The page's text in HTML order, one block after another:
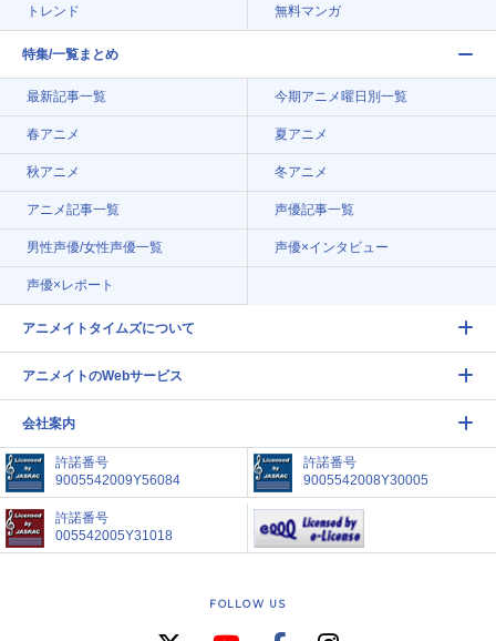
トレンド 無料マンガ
特集/一覧まとめ
最新記事一覧 今期アニメ曜日別一覧
春アニメ 夏アニメ
秋アニメ 冬アニメ
アニメ記事一覧 声優記事一覧
男性声優/女性声優一覧 声優×インタビュー
声優×レポート
アニメイトタイムズについて
アニメイトのWebサービス
会社案内
許諾番号
9005542009Y56084
許諾番号
9005542008Y30005
許諾番号
005542005Y31018
FOLLOW US